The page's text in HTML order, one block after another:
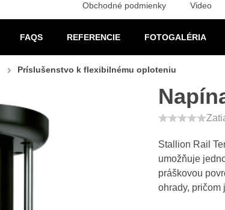
FAQS REFERENCIE FOTOGALÉRIA
Obchodné podmienky Video
Príslušenstvo k flexibilnému oploteniu
Stallion Rail
umožňuje
práškovou
ohrady, pričom